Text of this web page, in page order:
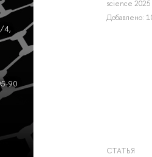
4,
90
science 2025
Добавлено:
СТАТЬЯ